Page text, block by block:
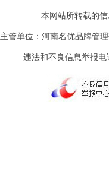
本网站所转载的
主管单位：河南名优品牌管
违法和不良信息举报